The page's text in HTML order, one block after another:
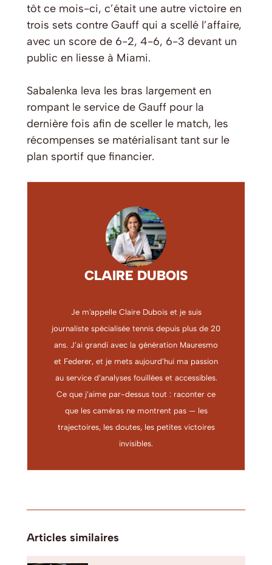
tôt ce mois-ci, c’était une autre victoire en
trois sets contre Gauff qui a scellé l’affaire,
avec un score de 6-2, 4-6, 6-3 devant un
public en liesse à Miami.
Sabalenka leva les bras largement en
rompant le service de Gauff pour la
dernière fois afin de sceller le match, les
récompenses se matérialisant tant sur le
plan sportif que financier.
CLAIRE DUBOIS
Je m'appelle Claire Dubois et je suis
journaliste spécialisée tennis depuis plus de 20
ans. J’ai grandi avec la génération Mauresmo
et Federer, et je mets aujourd’hui ma passion
au service d’analyses fouillées et accessibles.
Ce que j’aime par-dessus tout : raconter ce
que les caméras ne montrent pas — les
trajectoires, les doutes, les petites victoires
invisibles.
Articles similaires